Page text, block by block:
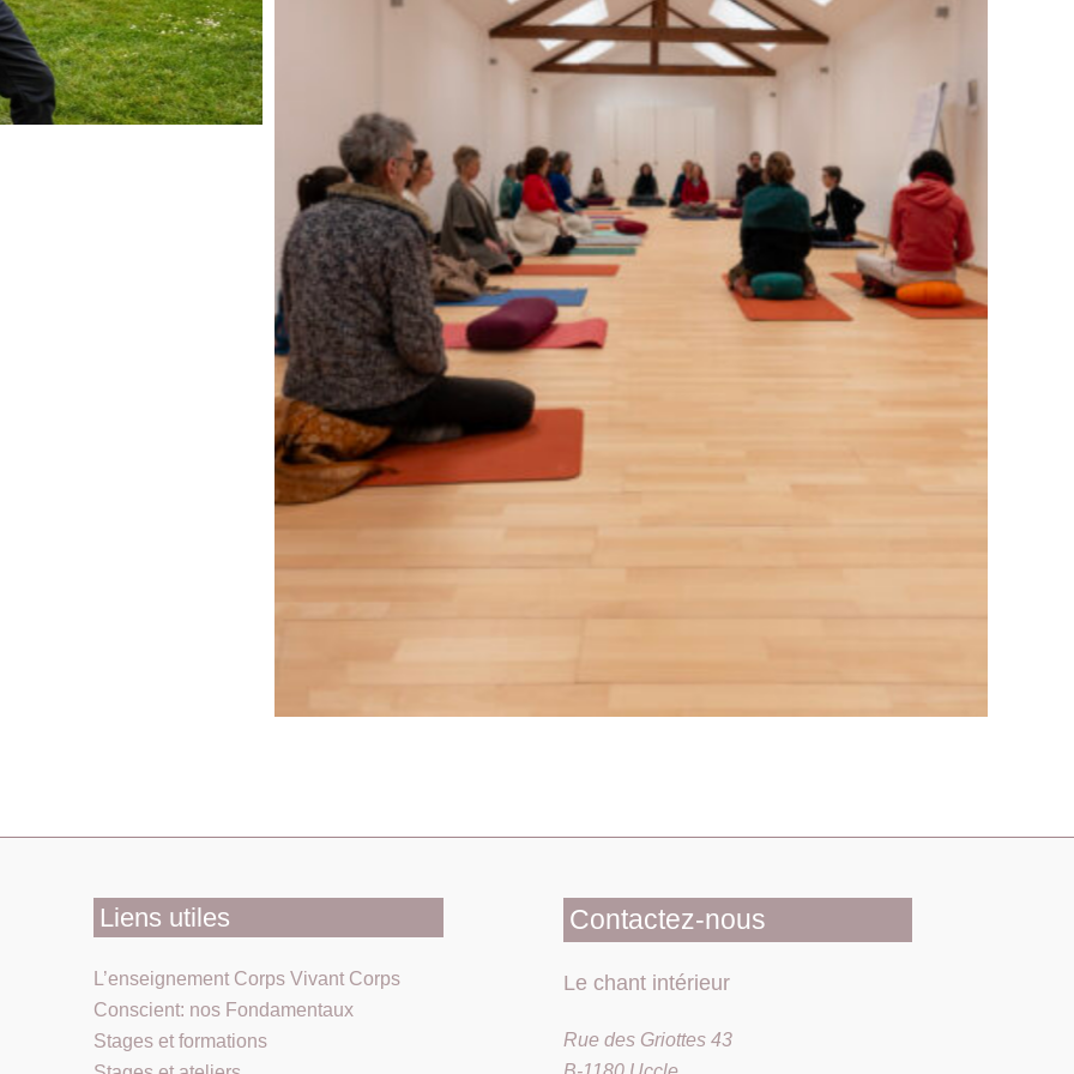
Travail au sol lors d’un stage formateur
Liens utiles
L’enseignement Corps Vivant Corps
Conscient: nos Fondamentaux
Stages et formations
Contactez-nous
Le chant intérieur
Rue des Griottes 43